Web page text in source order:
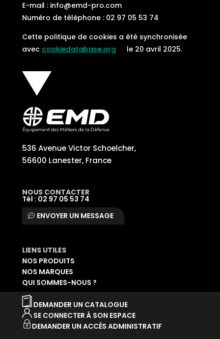
E-mail : info@emd-pro.com
Numéro de téléphone : 02 97 05 53 74
Cette politique de cookies a été synchronisée
avec cookiedatabase.org le 20 avril 2025.
536 Avenue Victor Schoelcher,
56600 Lanester, France
NOUS CONTACTER
Tél : 02 97 05 53 74
ENVOYER UN MESSAGE
LIENS UTILES
NOS PRODUITS
NOS MARQUES
QUI SOMMES-NOUS ?
DEMANDER UN CATALOGUE
SE CONNECTER À SON ESPACE
DEMANDER UN ACCÈS ADMINISTRATIF